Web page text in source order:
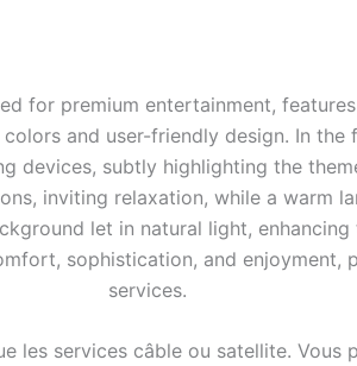
les services câble ou satellite. Vous